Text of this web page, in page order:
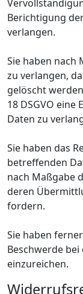
Berichtigung
verlangen.
Sie haben nach
zu verlangen,
gelöscht
18 DSGVO
Daten zu
Sie haben das
betreffenden
nach Maßgabe
deren
fordern.
Sie haben
Beschwerde
einzureichen.